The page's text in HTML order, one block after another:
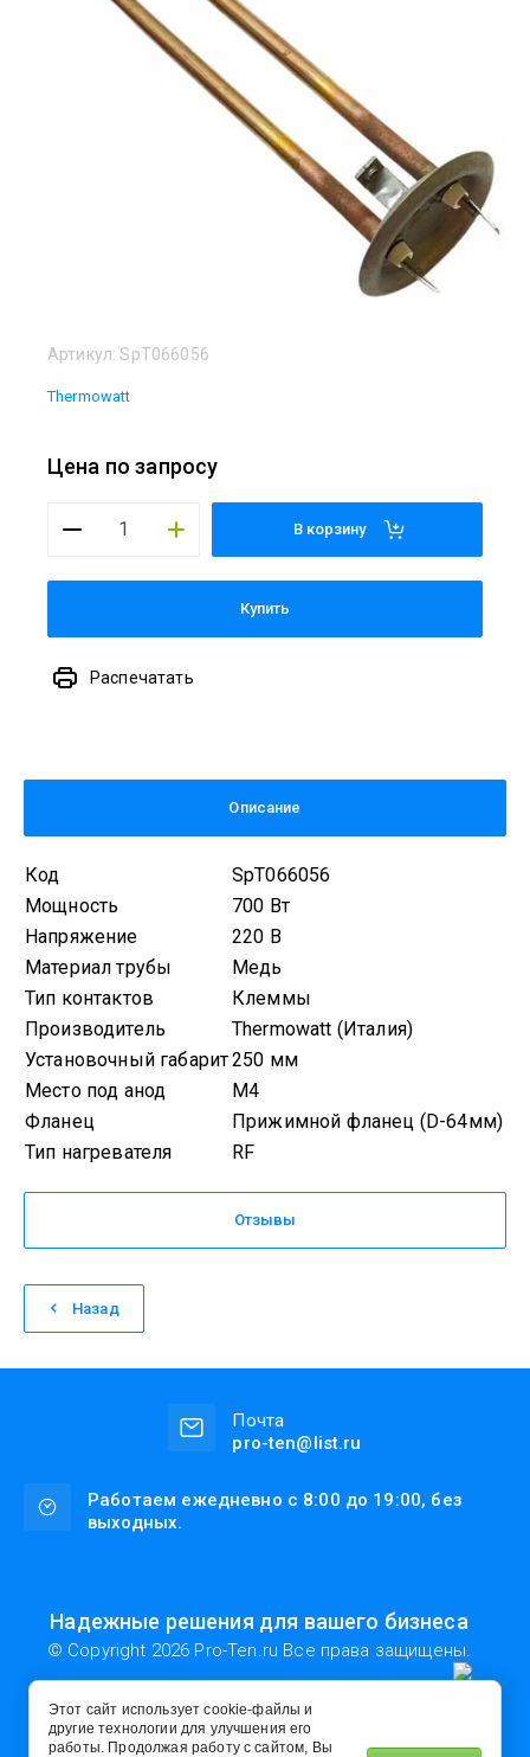
Артикул: SpT066056
Thermowatt
Цена по запросу
В корзину
Купить
Распечатать
Описание
Код
SpT066056
Мощность
700 Вт
Напряжение
220 В
Материал трубы
Медь
Тип контактов
Клеммы
Производитель
Thermowatt (Италия)
Установочный габарит250 мм
Место под анод
М4
Фланец
Прижимной фланец (D-64мм)
Тип нагревателя
RF
Отзывы
Назад
Почта
pro-ten@list.ru
Работаем ежедневно с 8:00 до 19:00, без
выходных.
Надежные решения для вашего бизнеса
© Copyright 2026 Pro-Ten.ru Все права защищены.
Полное или частичное копирование материалов разрешено
только с согласия владельца сайта
Этот сайт использует cookie-файлы и
другие технологии для улучшения его
работы. Продолжая работу с сайтом, Вы